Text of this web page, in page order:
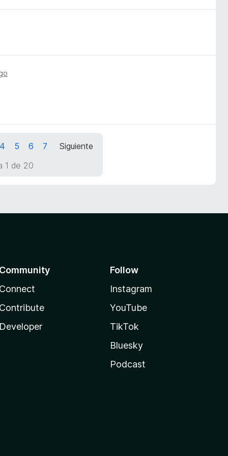
4 5 6 7
Siguiente
1 de 20
Follow
Instagram
YouTube
TikTok
Bluesky
Podcast